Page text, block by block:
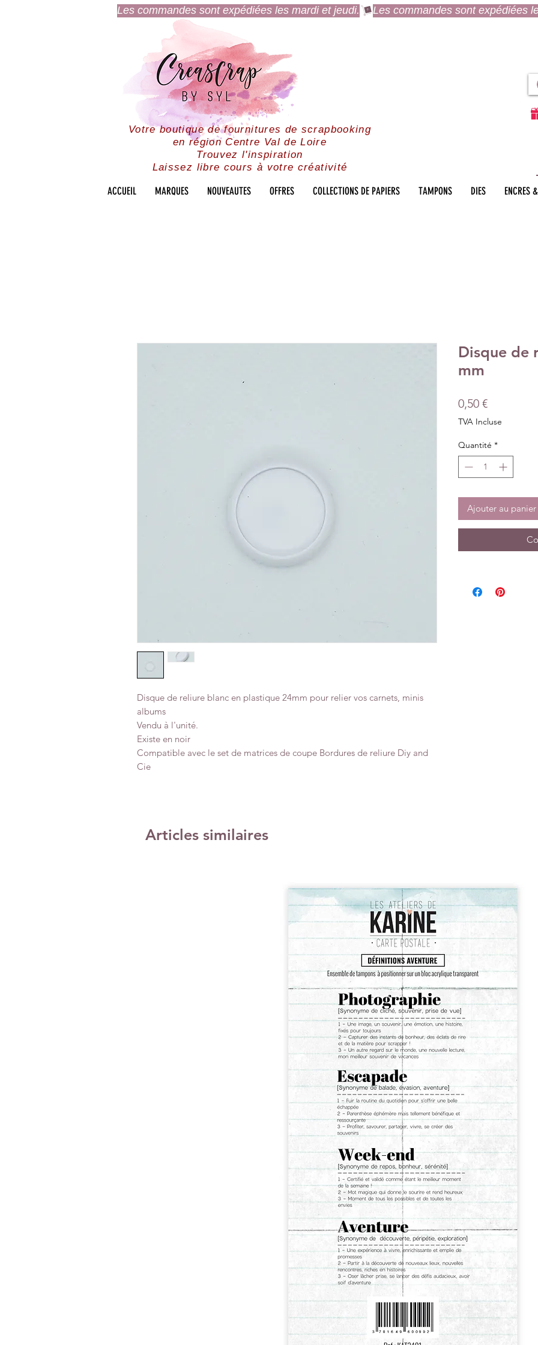
Les commandes sont expédiées les mardi et jeudi.
Votre boutique de fournitures de scrapbooking
en région Centre Val de Loire
Trouvez l'inspiration
Laissez libre cours à votre créativité
ACCUEIL MARQUES NOUVEAUTES OFFRES COLLECTIONS DE PAPIERS TAMPONS DIES ENCRES
Disque de reliure blanc en plastique 24mm pour relier vos carnets, minis
albums
Vendu à l'unité.
Existe en noir
Compatible avec le set de matrices de coupe Bordures de reliure Diy and
Cie
Disque de
mm
0,50 €Prix
TVA Incluse
Quantité *
Ajouter au panier
Articles similaires